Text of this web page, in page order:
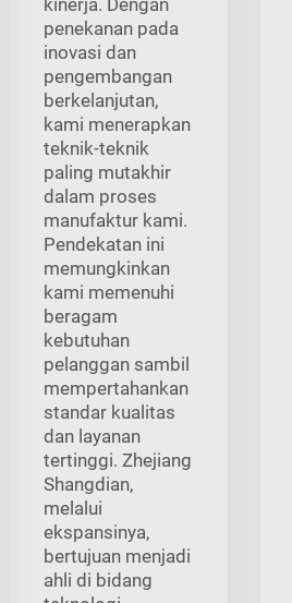
penekanan pada
inovasi dan
pengembangan
berkelanjutan,
kami menerapkan
teknik-teknik
paling mutakhir
dalam proses
manufaktur kami.
Pendekatan ini
memungkinkan
kami memenuhi
beragam
kebutuhan
pelanggan sambil
mempertahankan
standar kualitas
dan layanan
tertinggi. Zhejiang
Shangdian,
melalui
ekspansinya,
bertujuan menjadi
ahli di bidang